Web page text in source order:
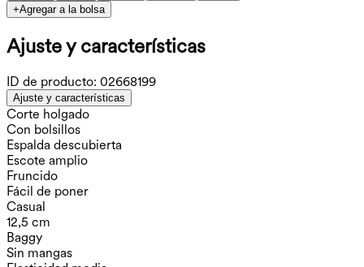
+Agregar a la bolsa
Ajuste y características
ID de producto: 02668199
Ajuste y características
Corte holgado
Con bolsillos
Espalda descubierta
Escote amplio
Fruncido
Fácil de poner
Casual
12,5 cm
Baggy
Sin mangas